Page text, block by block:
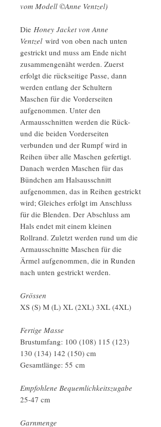
vom Modell ©Anne Ventzel)
Die Honey Jacket von Anne
Ventzel wird von oben nach unten
gestrickt und muss am Ende nicht
zusammengenäht werden. Zuerst
erfolgt die rückseitige Passe, dann
werden entlang der Schultern
Maschen für die Vorderseiten
aufgenommen. Unter den
Armausschnitten werden die Rück-
und die beiden Vorderseiten
verbunden und der Rumpf wird in
Reihen über alle Maschen gefertigt.
Danach werden Maschen für das
Bündchen am Halsausschnitt
aufgenommen, das in Reihen gestrickt
wird; Gleiches erfolgt im Anschluss
für die Blenden. Der Abschluss am
Hals endet mit einem kleinen
Rollrand. Zuletzt werden rund um die
Armausschnitte Maschen für die
Ärmel aufgenommen, die in Runden
nach unten gestrickt werden.
Grössen
XS (S) M (L) XL (2XL) 3XL (4XL)
Fertige Masse
Brustumfang: 100 (108) 115 (123)
130 (134) 142 (150) cm
Gesamtlänge: 55 cm
Empfohlene Bequemlichkeitszugabe
25-47 cm
Garnmenge